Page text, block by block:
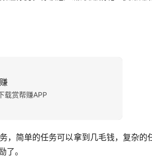
载赏帮赚APP
，简单的任务可以拿到几毛钱，复杂的
。